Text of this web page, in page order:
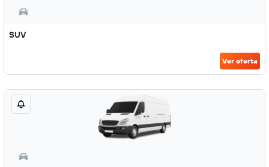
SUV
Ver oferta